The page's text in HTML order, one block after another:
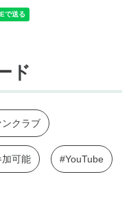
ド
クラブ
可能 #YouTube